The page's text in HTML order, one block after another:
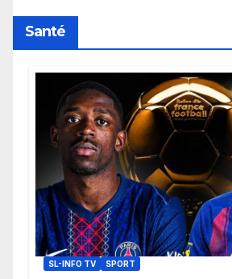
Santé
SL-INFO TV SPORT